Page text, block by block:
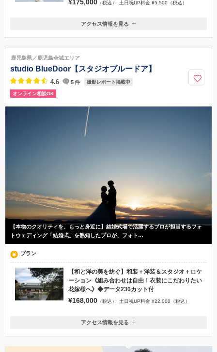
¥175,000 （税込） 土日祝UP料金 ¥5,500（税込）
鹿児島県鹿児島市武一丁目21-39
099-204-0964
アクセス情報を見る
鹿児島県／鹿児島全域エリア
studio BlueDoor【スタジオブルードア】
4.6 5件 撮影レポート掲載中
オンライン相談OK
【本物のクオリティを、もっと身近に】結婚式場で活躍するプロが担当するフォ
トウェディング「結婚式」を熟知したプロが、フォト…
プラン
【和と洋の美を紡ぐ】和装＋洋装＆スタジオ＋ロケ
ーション《組み合わせは自由！衣装にこだわりたい
花嫁様へ》◆データ230カット付
¥168,000 （税込） 土日祝UP料金 ¥22,000（税込）
鹿児島県鹿児島市天保山町9-17
アクセス情報を見る